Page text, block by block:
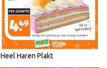
Heel Haren Plakt